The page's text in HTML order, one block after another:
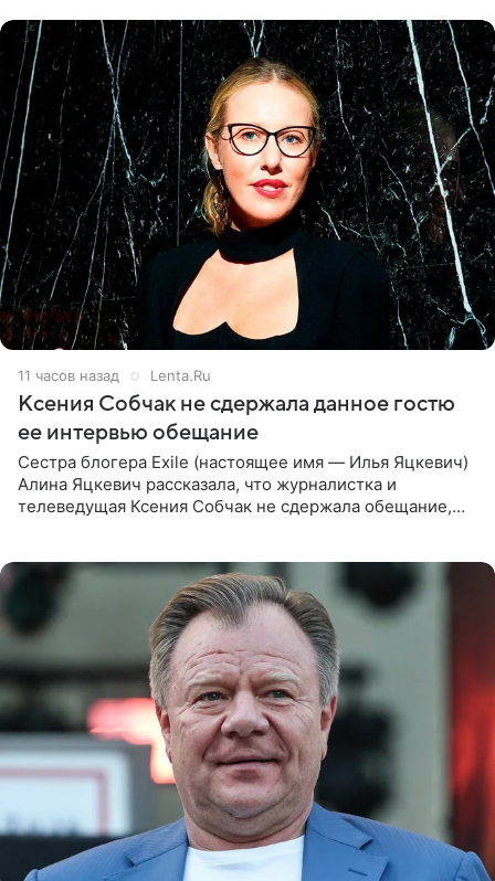
11 часов назад Lenta.Ru
Ксения Собчак не сдержала данное гостю
ее интервью обещание
Сестра блогера Exile (настоящее имя — Илья Яцкевич)
Алина Яцкевич рассказала, что журналистка и
телеведущая Ксения Собчак не сдержала обещание,